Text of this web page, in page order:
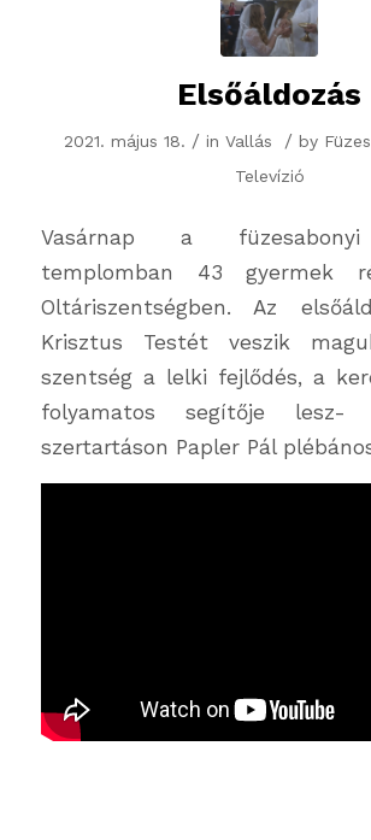
Elsőáldozás
2021. május 18. / inVallás / by
Televízió
Vasárnap a
templomban 43 gyermek
Oltáriszentségben. Az
Krisztus Testét veszik
szentség a lelki fejlődés, a
folyamatos segítője
szertartáson Papler Pál